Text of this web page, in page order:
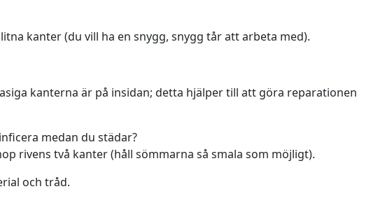
kanter (du vill ha en snygg, snygg tår att arbeta med).
kanterna är på insidan; detta hjälper till att göra reparationen
medan du städar?
rivens två kanter (håll sömmarna så smala som möjligt).
och tråd.